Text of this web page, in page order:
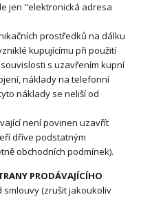
jen "elektronická adresa
prostředků na dálku
kupujícímu při použití
s uzavřením kupní
náklady na telefonní
náklady se neliší od
není povinen uzavřít
dříve podstatným
obchodních podmínek).
PRODÁVAJÍCÍHO
smlouvy (zrušit jakoukoliv